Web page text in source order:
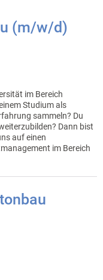
(m/w/d)
im Bereich
Studium als
sammeln? Du
Dann bist
auf einen
im Bereich